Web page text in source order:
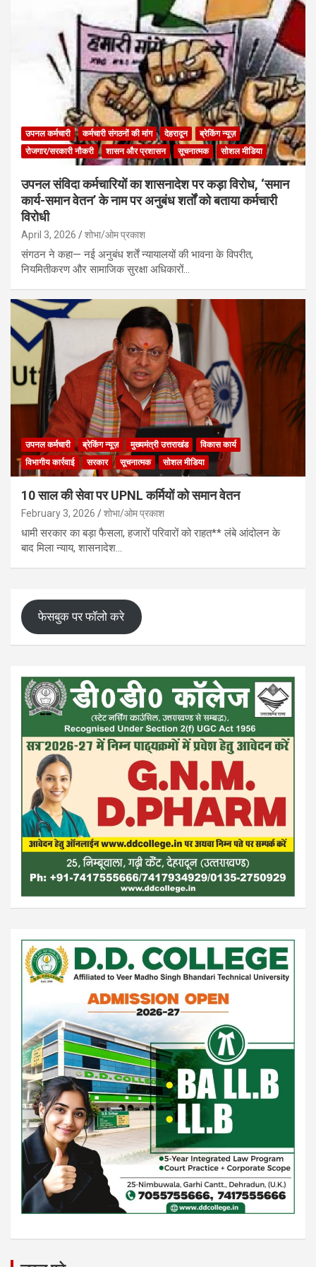
उपनल कर्मचारी कर्मचारी संगठनों की मांग देहरादून
ब्रेकिंग न्यूज़
रोजगार/सरकारी नौकरी
शासन और प्रशासन सूचनात्मक सोशल मीडिया
उपनल संविदा कर्मचारियों का शासनादेश पर कड़ा विरोध, ‘समान
कार्य-समान वेतन’ के नाम पर अनुबंध शर्तों को बताया कर्मचारी
विरोधी
April 3, 2026 शोभा/ओम प्रकाश
संगठन ने कहा— नई अनुबंध शर्तें न्यायालयों की भावना के विपरीत,
नियमितीकरण और सामाजिक सुरक्षा अधिकारों…
उपनल कर्मचारी ब्रेकिंग न्यूज़ मुख्यमंत्री उत्तराखंड
विकास कार्य
विभागीय कार्रवाई
सरकार सूचनात्मक सोशल मीडिया
10 साल की सेवा पर UPNL कर्मियों को समान वेतन
February 3, 2026 शोभा/ओम प्रकाश
धामी सरकार का बड़ा फैसला, हजारों परिवारों को राहत** लंबे आंदोलन के
बाद मिला न्याय, शासनादेश…
फेसबुक पर फॉलो करे